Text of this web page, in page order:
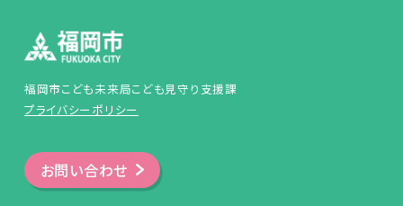
福岡市こども未来局こども見守り支援課
プライバシーポリシー
お問い合わせ